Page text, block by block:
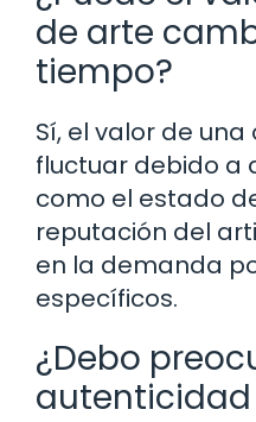
de arte
tiempo?
Sí, el valor de
fluctuar debido a
como el estado
reputación del
en la demanda
específicos.
¿Debo
autenticidad